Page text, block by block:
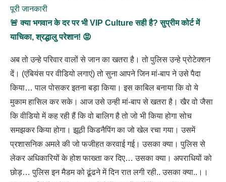
पूरी जानकारी
🚨 क्या भगवान के दर पर भी VIP Culture सही है? सुप्रीम कोर्ट में
याचिका, श्रद्धालु परेशान! 😡
अब तो उन्हे परिवार वालों से जान का खतरा है। तो पुलिस उन्हे प्रोटेक्शन
दें। (एंबियंस पर वीडियो लगाएं) तो सुना आपने जिन मां-बाप ने उसे पैदा
किया… पाल पोसकर इतना बड़ा किया। इस काबिल बनाया कि वो ये
मुकाम हासिल कर सके। आज उसे उन्ही मां-बाप से खतरा है। खैर वो जैसा
कि वीडियो में कह रही हैं कि वो बालिग है तो जो भी किया होगा सोच
समझकर किया होगा। झूठी किडनैपिंग का जो खेल रचा गया। उसमें
प्रशासनिक अमले की जो फजीहत करवाई गई। उसका क्या। पुलिस से
लेकर अधिकारियों के होश फाख्ता कर दिए… उसका क्या। अपराधियों को
छोड़… पुलिस इन मैडम को ढूंढने में दिन रात लगी रही.. उसका क्या..।।